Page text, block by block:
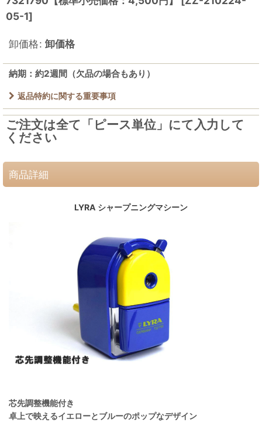
05-1]
卸価格: 卸価格
納期：約2週間（欠品の場合もあり）
返品特約に関する重要事項
ご注文は全て「ピース単位」にて入力して
ください
商品詳細
LYRA シャープニングマシーン
芯先調整機能付き
卓上で映えるイエローとブルーのポップなデザイン